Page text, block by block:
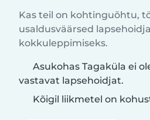
Kas teil on kohtinguõhtu,
usaldusväärsed
kokkuleppimiseks.
Asukohas Tagaküla ei
vastavat lapsehoidjat.
Kõigil liikmetel on